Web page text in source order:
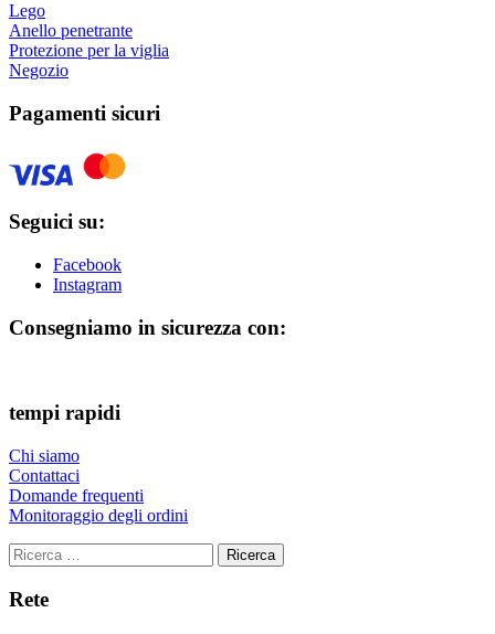
Lego
Anello penetrante
Protezione per la viglia
Negozio
Pagamenti sicuri
Seguici su:
Facebook
Instagram
Consegniamo in sicurezza con:
tempi rapidi
Chi siamo
Contattaci
Domande frequenti
Monitoraggio degli ordini
Ricerca
Rete